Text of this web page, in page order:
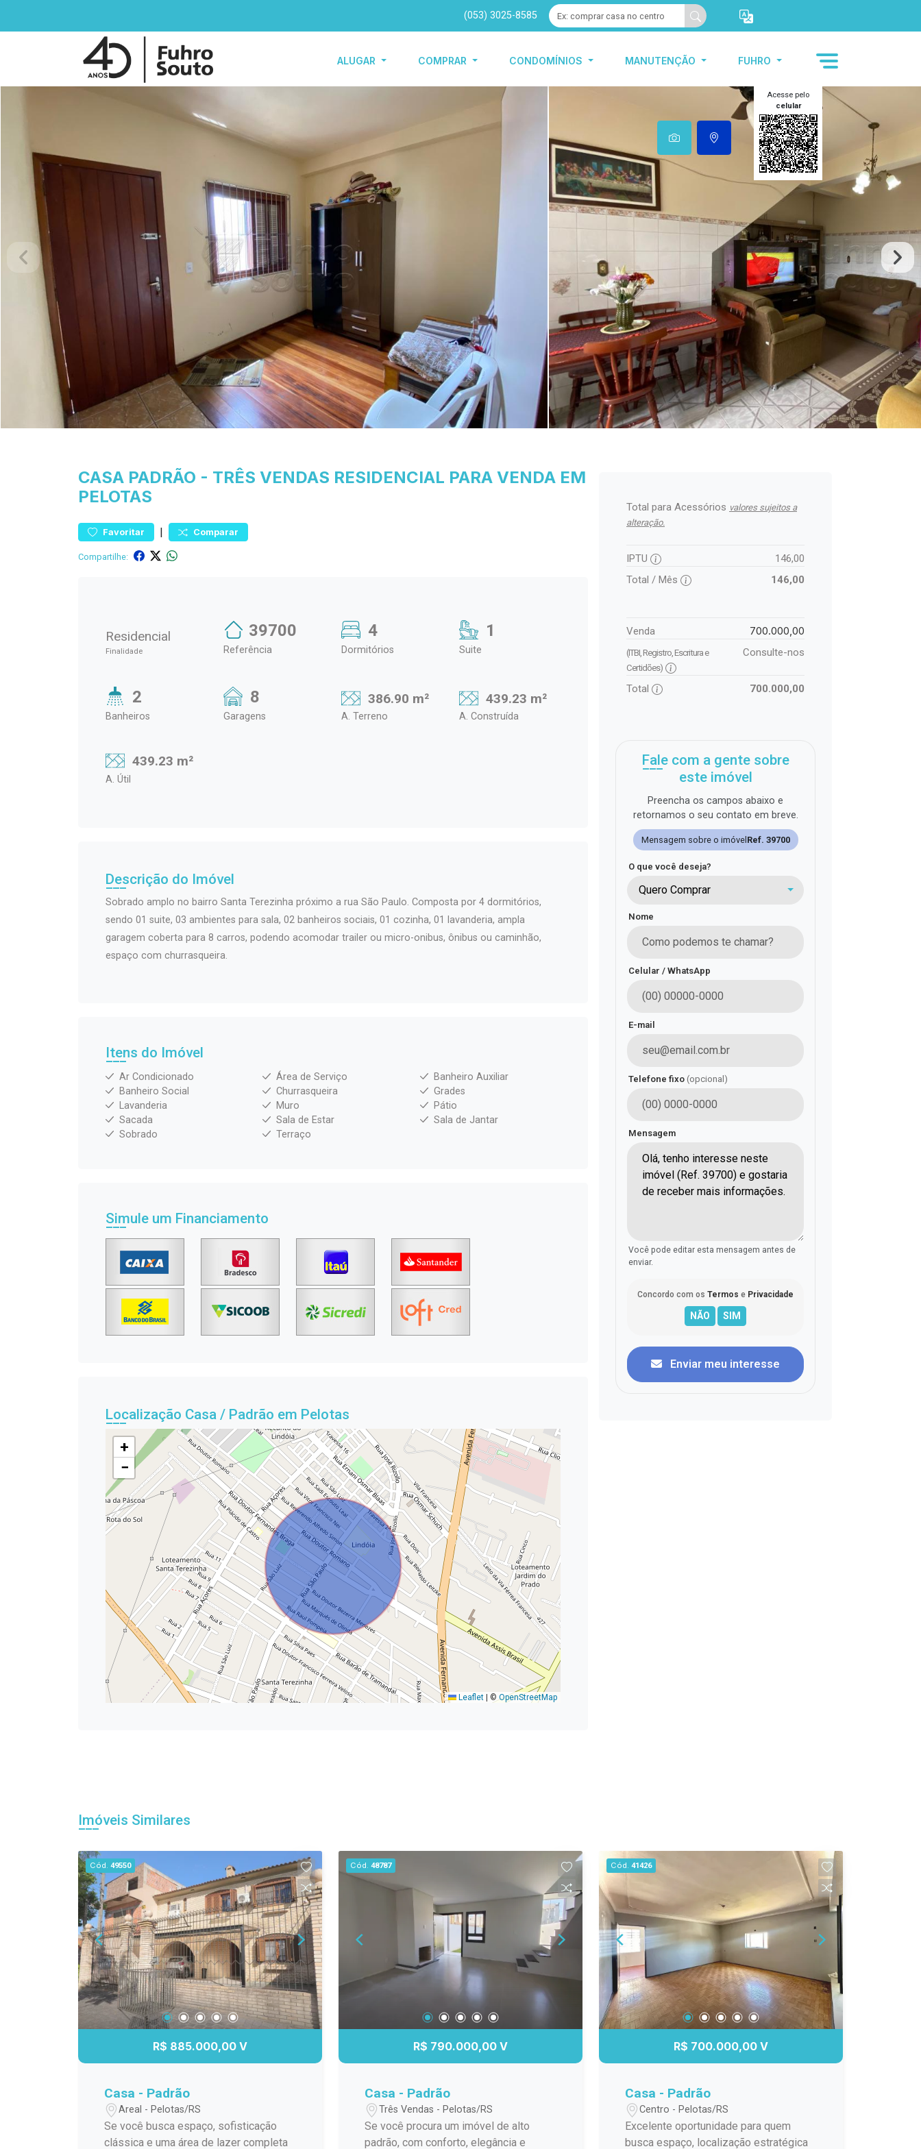
(053) 3025-8585
ALUGAR COMPRAR CONDOMÍNIOS MANUTENÇÃO FUHRO
Acesse pelo
celular
CASA PADRÃO - TRÊS VENDAS RESIDENCIAL PARA VENDA EM
PELOTAS
Favoritar | Comparar
Compartilhe:
Residencial
Finalidade
39700
Referência
4
Dormitórios
1
Suite
2
Banheiros
8
Garagens
386.90 m²
A. Terreno
439.23 m²
A. Construída
439.23 m²
A. Útil
Descrição do Imóvel
Sobrado amplo no bairro Santa Terezinha próximo a rua São Paulo. Composta por 4 dormitórios,
sendo 01 suite, 03 ambientes para sala, 02 banheiros sociais, 01 cozinha, 01 lavanderia, ampla
garagem coberta para 8 carros, podendo acomodar trailer ou micro-onibus, ônibus ou caminhão,
espaço com churrasqueira.
Itens do Imóvel
Ar Condicionado Área de Serviço
Banheiro Auxiliar
Banheiro Social
Churrasqueira
Grades
Lavanderia
Muro
Pátio
Sacada
Sala de Estar
Sala de Jantar
Sobrado
Terraço
Simule um Financiamento
Localização Casa / Padrão em Pelotas
+
−
Leaflet | © OpenStreetMap
Total para Acessórios valores sujeitos a
alteração.
IPTU
146,00
Total / Mês
146,00
Venda 700.000,00
(ITBI, Registro, Escritura e
Certidões)
Consulte-nos
Total 700.000,00
Fale com a gente sobre
este imóvel
Preencha os campos abaixo e
retornamos o seu contato em breve.
Mensagem sobre o imóvel Ref. 39700
O que você deseja?
Quero Comprar
Nome
Celular / WhatsApp
E-mail
Telefone fixo (opcional)
Mensagem
Você pode editar esta mensagem antes de
enviar.
Concordo com os Termos e Privacidade
Enviar meu interesse
Imóveis Similares
Cód. 49550
R$ 885.000,00 V
Casa - Padrão
Areal - Pelotas/RS
Se você busca espaço, sofisticação
clássica e uma área de lazer completa
Cód. 48787
R$ 790.000,00 V
Casa - Padrão
Três Vendas - Pelotas/RS
Se você procura um imóvel de alto
padrão, com conforto, elegância e
Cód. 41426
R$ 700.000,00 V
Casa - Padrão
Centro - Pelotas/RS
Excelente oportunidade para quem
busca espaço, localização estratégica